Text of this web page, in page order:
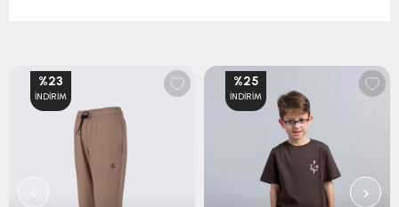
%23
İNDIRIM
%25
İNDIRIM
‹ ›